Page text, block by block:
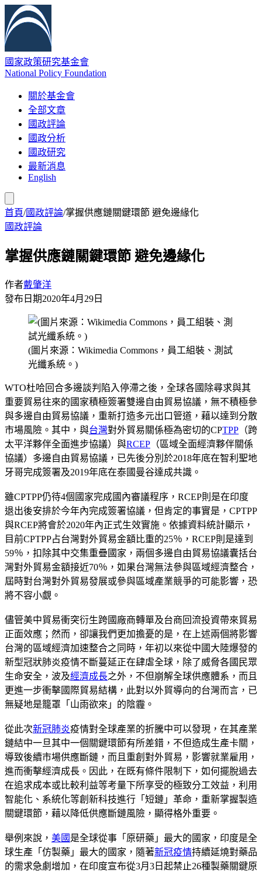
國家政策研究基金會
National Policy Foundation
關於基金會
全部文章
國政評論
國政分析
國政研究
最新消息
English
首頁/國政評論/掌握供應鏈關鍵環節 避免邊緣化
國政評論
掌握供應鏈關鍵環節 避免邊緣化
作者戴肇洋
發布日期2020年4月29日
(圖片來源：Wikimedia Commons，員工組裝、測試
光纖系統。)
WTO杜哈回合多邊談判陷入停滯之後，全球各國除尋求與其
重要貿易往來的國家積極簽署雙邊自由貿易協議，無不積極參
與多邊自由貿易協議，重新打造多元出口管道，藉以達到分散
市場風險。其中，與台灣對外貿易關係極為密切的CPTPP （跨
太平洋夥伴全面進步協議）與RCEP （區域全面經濟夥伴關係
協議）多邊自由貿易協議，已先後分別於2018年底在智利聖地
牙哥完成簽署及2019年底在泰國曼谷達成共識。
雖CPTPP仍待4個國家完成國內審議程序，RCEP則是在印度
退出後安排於今年內完成簽署協議，但肯定的事實是，CPTPP
與RCEP將會於2020年內正式生效實施。依據資料統計顯示，
目前CPTPP占台灣對外貿易金額比重的25％，RCEP則是達到
59％，扣除其中交集重疊國家，兩個多邊自由貿易協議囊括台
灣對外貿易金額接近70％，如果台灣無法參與區域經濟整合，
屆時對台灣對外貿易發展或參與區域產業競爭的可能影響，恐
將不容小覷。
儘管美中貿易衝突衍生跨國廠商轉單及台商回流投資帶來貿易
正面效應；然而，卻讓我們更加擔憂的是，在上述兩個將影響
台灣的區域經濟加速整合之同時，年初以來從中國大陸爆發的
新型冠狀肺炎疫情不斷蔓延正在肆虐全球，除了威脅各國民眾
生命安全，波及經濟成長之外，不但崩解全球供應體系，而且
更進一步衝擊國際貿易結構，此對以外貿導向的台灣而言，已
無疑地是籠罩「山雨欲來」的陰霾。
從此次新冠肺炎疫情對全球產業的折騰中可以發現，在其產業
鏈結中一旦其中一個關鍵環節有所差錯，不但造成生產卡關，
導致後續市場供應斷鏈，而且重創對外貿易，影響就業雇用，
進而衝擊經濟成長。因此，在既有條件限制下，如何擺脫過去
在追求成本或比較利益等考量下所享受的極致分工效益，利用
智能化、系統化等創新科技進行「短鏈」革命，重新掌握製造
關鍵環節，藉以降低供應斷鏈風險，顯得格外重要。
舉例來說， 美國 是全球從事「原研藥」最大的國家，印度是全
球生產「仿製藥」最大的國家，隨著新冠疫情持續延燒對藥品
的需求急劇增加，在印度宣布從3月3日起禁止26種製藥關鍵原